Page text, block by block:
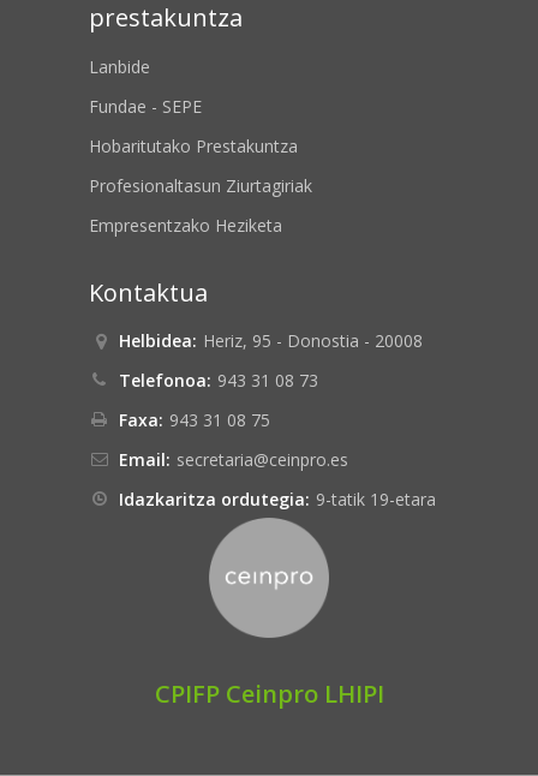
prestakuntza
Lanbide
Fundae - SEPE
Hobaritutako Prestakuntza
Profesionaltasun Ziurtagiriak
Empresentzako Heziketa
Kontaktua
Helbidea: Heriz, 95 - Donostia - 20008
Telefonoa: 943 31 08 73
Faxa: 943 31 08 75
Email: secretaria@ceinpro.es
Idazkaritza ordutegia: 9-tatik 19-etara
CPIFP Ceinpro LHIPI